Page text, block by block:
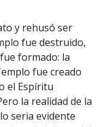
y rehusó ser
fue destruido,
formado: la
fue creado
el Espíritu
la realidad de la
seria evidente